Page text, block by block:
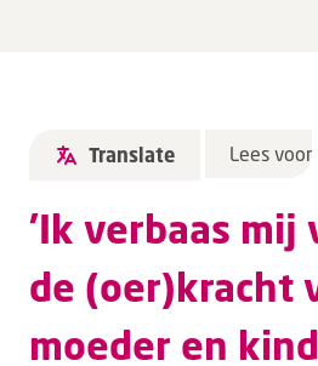
Translate Lees voor
’Ik verbaas mij
de (oer)kracht
moeder en